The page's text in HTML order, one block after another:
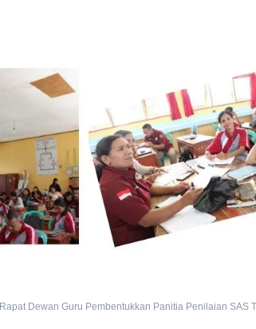
Rapat Dewan Guru Pembentukkan Panitia Penilaian SAS